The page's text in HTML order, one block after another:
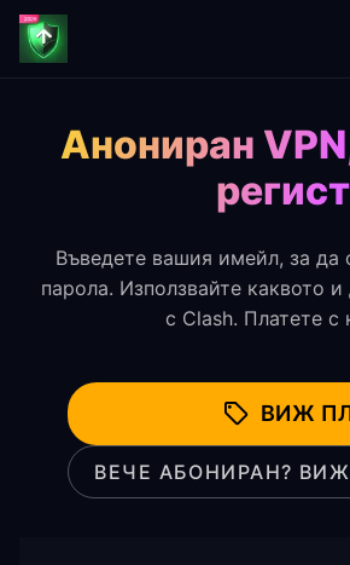
Начало
Анониран
Въведете вашия имейл, за да
парола. Използвайте каквото
с Clash. Платете с
ВИЖ
ВЕЧЕ АБОНИРАН?